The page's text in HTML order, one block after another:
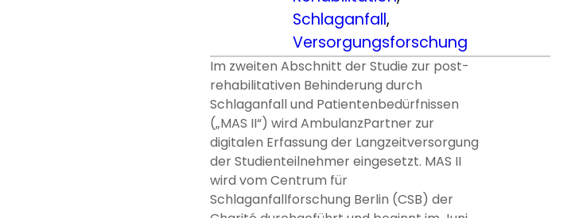
Schlaganfall
Versorgungsforschung
Im zweiten Abschnitt der Studie zur post-
rehabilitativen Behinderung durch
Schlaganfall und Patientenbedürfnissen
(„MAS II“) wird AmbulanzPartner zur
digitalen Erfassung der Langzeitversorgung
der Studienteilnehmer eingesetzt. MAS II
wird vom Centrum für
Schlaganfallforschung Berlin (CSB) der